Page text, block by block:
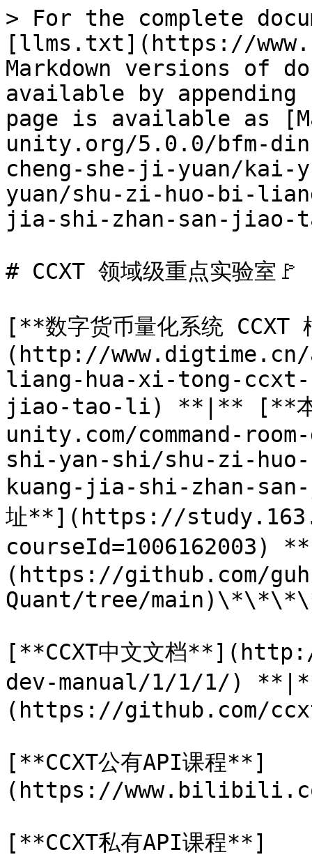
> For the complete
[llms.txt](https://
Markdown versions of
available by
page is available as
unity.org/5.0.0/bfm-
cheng-she-ji-yuan/kai-
yuan/shu-zi-huo-bi-
jia-shi-zhan-san-jiao-
# CCXT 领域级重点实验室🚩
[**数字货币量化系统 CCXT
(http://
liang-hua-xi-tong-
jiao-tao-li) **|** [**本
unity.com/command-
shi-yan-shi/shu-zi-
kuang-jia-shi-zhan-
址**](https://
courseId=1006162003)
(https://github.com/
Quant/tree/
[**CCXT中文文档
dev-manual/1/1/1/) **|**
(https://github.com/
[**CCXT公有API课程**]
(https://
[**CCXT私有API课程**]